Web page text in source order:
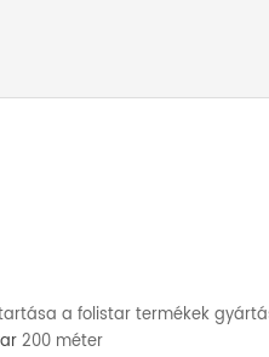
a folistar termékek
200 méter